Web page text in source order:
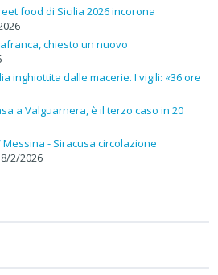
food di Sicilia 2026 incorona
chiesto un nuovo
inghiottita dalle macerie. I vigili: «36 ore
a Valguarnera, è il terzo caso in 20
- Siracusa circolazione
2/2026